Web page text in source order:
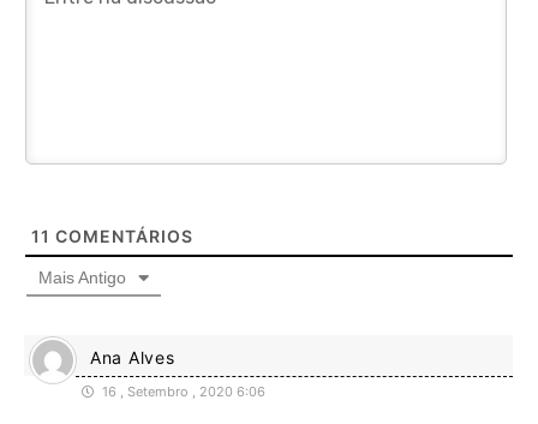
11 COMENTÁRIOS
Mais Antigo
Ana Alves
16 , Setembro , 2020 6:06